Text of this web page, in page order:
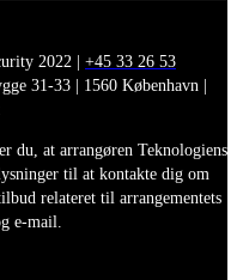
2022 | +45 33 26 53
31-33 | 1560 København |
du, at arrangøren Teknologiens
til at kontakte dig om
relateret til arrangementets
e-mail.